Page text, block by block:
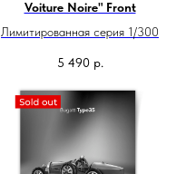
Voiture Noire" Front
Лимитированная серия 1/300
5 490 р.